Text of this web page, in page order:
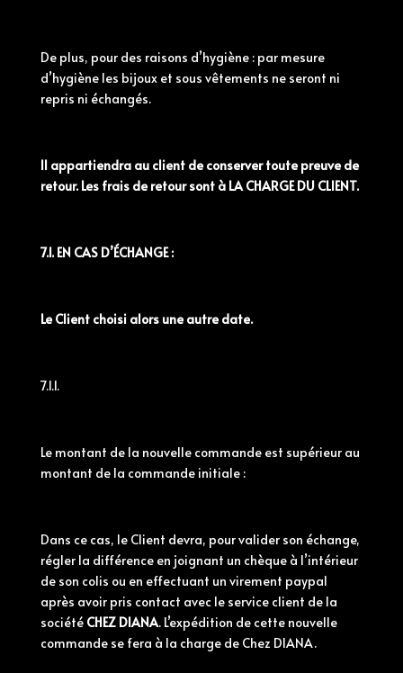
De plus, pour des raisons d’hygiène : par mesure
d’hygiène les bijoux et sous vêtements ne seront ni
repris ni échangés.
Il appartiendra au client de conserver toute preuve de
retour. Les frais de retour sont à LA CHARGE DU CLIENT.
7.1. EN CAS D’ÉCHANGE :
Le Client choisi alors une autre date.
7.1.1.
Le montant de la nouvelle commande est supérieur au
montant de la commande initiale :
Dans ce cas, le Client devra, pour valider son échange,
régler la différence en joignant un chèque à l’intérieur
de son colis ou en effectuant un virement paypal
après avoir pris contact avec le service client de la
société CHEZ DIANA. L’expédition de cette nouvelle
commande se fera à la charge de Chez DIANA.